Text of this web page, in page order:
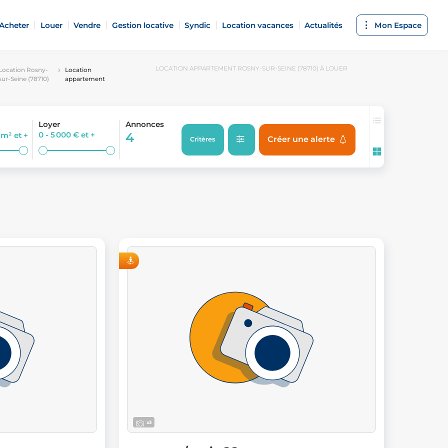
Louer Vendre Gestion locative Syndic Location vacances Actualités Mon Espace
Rosny-
Seine (78710)
Location
appartement
LOCATION APPARTEMENT ROSNY-SUR-SEINE (78710) À LOUER
m²et +
Loyer
0 - 5 000 €et +
Annonces
4 Critères Créer une alerte
x3